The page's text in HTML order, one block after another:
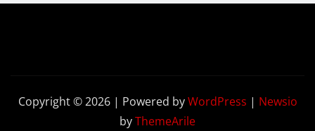
Copyright © 2026 | Powered byWordPress | Newsio
byThemeArile